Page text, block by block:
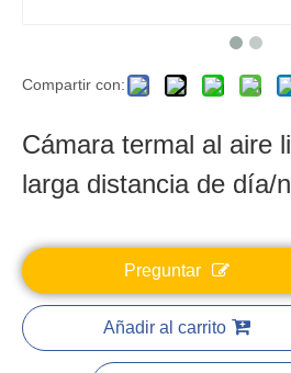
Compartir con:
Cámara termal al aire
larga distancia de día/
Preguntar
Añadir al carrito